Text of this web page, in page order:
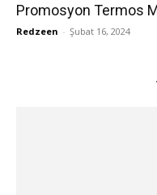
Promosyon Termos
Redzeen - Şubat 16, 2024